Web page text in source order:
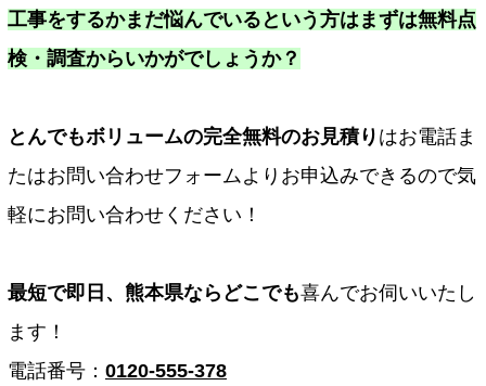
工事をするかまだ悩んでいるという方はまずは無料点
検・調査からいかがでしょうか？
とんでもボリュームの完全無料のお見積り はお電話ま
たはお問い合わせフォームよりお申込みできるので気
軽にお問い合わせください！
最短で即日、熊本県ならどこでも喜んでお伺いいたし
ます！
電話番号： 0120-555-378